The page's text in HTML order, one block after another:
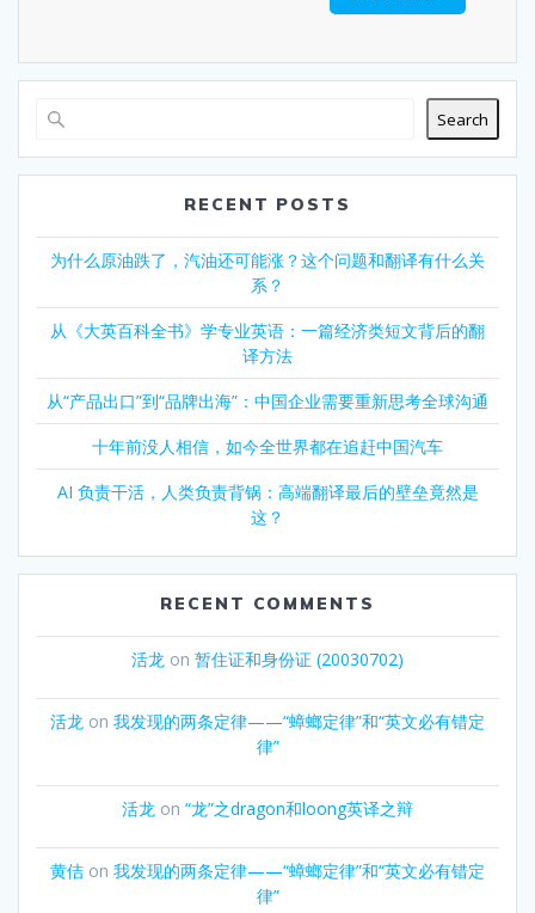
Search
RECENT POSTS
为什么原油跌了，汽油还可能涨？这个问题和翻译有什么关
系？
从《大英百科全书》学专业英语：一篇经济类短文背后的翻
译方法
从“产品出口”到“品牌出海”：中国企业需要重新思考全球沟通
十年前没人相信，如今全世界都在追赶中国汽车
AI 负责干活，人类负责背锅：高端翻译最后的壁垒竟然是
这？
RECENT COMMENTS
活龙 on 暂住证和身份证 (20030702)
活龙 on 我发现的两条定律——“蟑螂定律”和“英文必有错定
律”
活龙 on “龙”之dragon和loong英译之辩
黄佶 on 我发现的两条定律——“蟑螂定律”和“英文必有错定
律”